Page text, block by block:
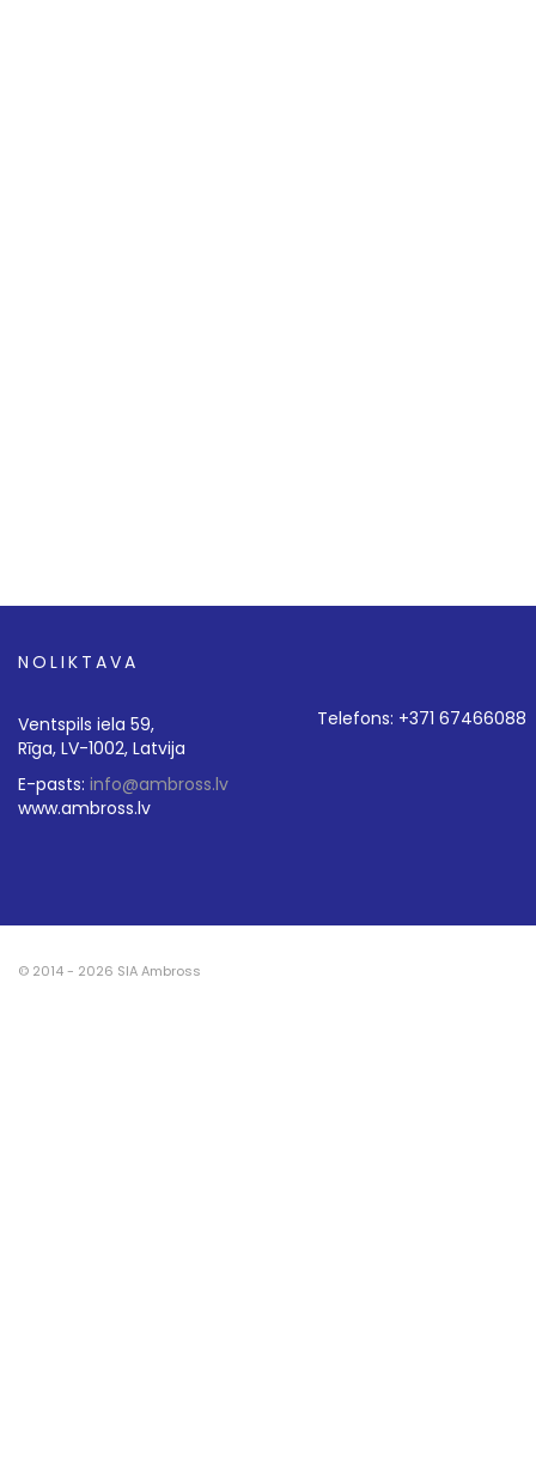
NOLIKTAVA
Ventspils iela 59,
Rīga, LV-1002, Latvija
E-pasts: info@ambross.lv
www.ambross.lv
Telefons: +371 67466088
© 2014 - 2026 SIA Ambross